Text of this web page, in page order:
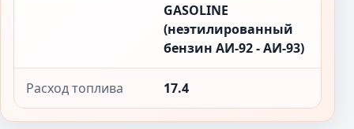
GASOLINE
(неэтилированный
бензин АИ-92 - АИ-93)
Расход топлива 17.4